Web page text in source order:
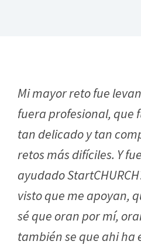
Mi mayor reto fue
fuera profesional, que
tan delicado y tan
retos más difíciles. Y
ayudado
visto que me apoyan,
sé que oran por mí,
también se que ahi ha